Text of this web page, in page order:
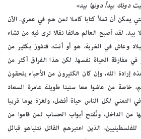
دونك بيداً دونها بيد»
يمكن أن تملأ كتابا كاملا لمن هم في عمري. الآن
بيد. لقد أصبح العالم هاتفا نقالا ترى فيه من تشاء
وعاش في الغربة، هو أو أنت، فتفوز بكثير من
مفارقة الحياة نفسها. لكن هذا الفراق أكثر من
إرادة الله، وإن كان الكثيرون من الأحباء يلحقون
خاصة من عاشوا معا سنينا طويلة عامرة السعاد
في التمني لكل الناس حياة أفضل، ولغزة يوما قريبا
من الداخل، وتُفتح أبواب الحساب لمن قاموا من
الذين اعتبرهم القاتل نتنياهو قبائل